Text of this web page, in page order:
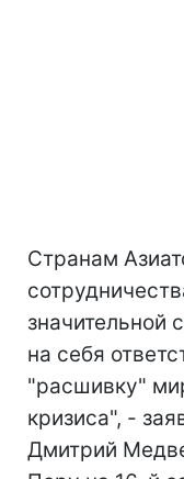
Странам
значительной
на себя
"расшивку"
кризиса", -
Дмитрий